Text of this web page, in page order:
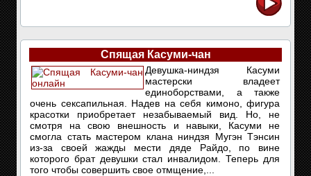
Спящая Касуми-чан
Девушка-ниндзя Касуми
мастерски владеет
единоборствами, а также
очень сексапильная. Надев на себя кимоно, фигура
красотки приобретает незабываемый вид. Но, не
смотря на свою внешность и навыки, Касуми не
смогла стать мастером клана ниндзя Мугэн Тэнсин
из-за своей жажды мести дяде Райдо, по вине
которого брат девушки стал инвалидом. Теперь для
того чтобы совершить свое отмщение,...